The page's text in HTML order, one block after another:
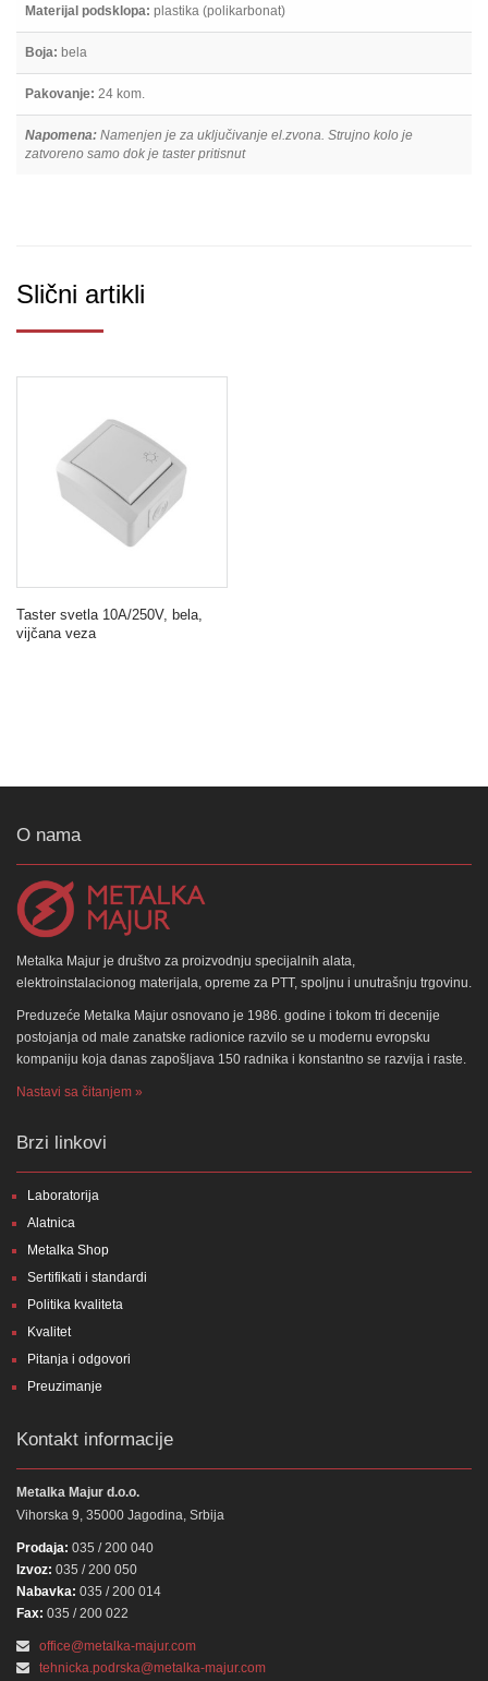
Materijal podsklopa: plastika (polikarbonat)
Boja: bela
Pakovanje: 24 kom.
Napomena: Namenjen je za uključivanje el.zvona. Strujno kolo je
zatvoreno samo dok je taster pritisnut
Slični artikli
Taster svetla 10A/250V, bela,
vijčana veza
O nama
Metalka Majur je društvo za proizvodnju specijalnih alata,
elektroinstalacionog materijala, opreme za PTT, spoljnu i unutrašnju trgovinu.
Preduzeće Metalka Majur osnovano je 1986. godine i tokom tri decenije
postojanja od male zanatske radionice razvilo se u modernu evropsku
kompaniju koja danas zapošljava 150 radnika i konstantno se razvija i raste.
Nastavi sa čitanjem »
Brzi linkovi
Laboratorija
Alatnica
Metalka Shop
Sertifikati i standardi
Politika kvaliteta
Kvalitet
Pitanja i odgovori
Preuzimanje
Kontakt informacije
Metalka Majur d.o.o.
Vihorska 9, 35000 Jagodina, Srbija
Prodaja: 035 / 200 040
Izvoz: 035 / 200 050
Nabavka: 035 / 200 014
Fax: 035 / 200 022
office@metalka-majur.com
tehnicka.podrska@metalka-majur.com